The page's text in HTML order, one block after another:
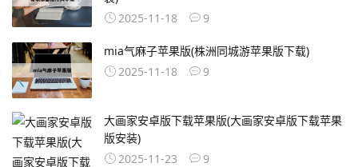
2025-11-18
9
mia气麻子苹果版(株洲同城游苹果版下载)
2025-11-18
9
大画家安卓版下载苹果版(大画家安卓版下载苹果
版安装)
2025-11-23
9